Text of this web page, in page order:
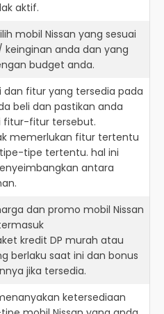
aktif.
mobil Nissan yang sesuai
anda dan yang
budget anda.
dan fitur yang tersedia pada
beli dan pastikan anda
fitur-fitur tersebut.
memerlukan fitur tertentu
tipe tertentu. hal ini
antara
dan promo mobil Nissan
kredit DP murah atau
berlaku saat ini dan bonus
jika tersedia.
ketersediaan